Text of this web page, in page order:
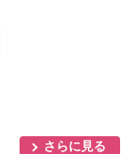
さらに見る